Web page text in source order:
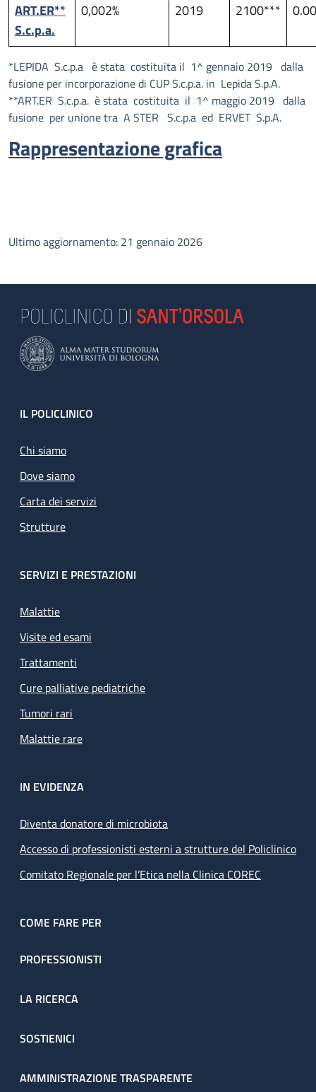
ART.ER**
S.c.p.a.
0,002% 2019 2100*** 0.00
*LEPIDA S.c.p.a è stata costituita il 1^ gennaio 2019 dalla
fusione per incorporazione di CUP S.c.p.a. in Lepida S.p.A.
**ART.ER S.c.p.a. è stata costituita il 1^ maggio 2019 dalla
fusione per unione tra A STER S.c.p.a ed ERVET S.p.A.
Rappresentazione grafica
Ultimo aggiornamento: 21 gennaio 2026
Footer
IL POLICLINICO
Chi siamo
Dove siamo
Carta dei servizi
Strutture
SERVIZI E PRESTAZIONI
Malattie
Visite ed esami
Trattamenti
Cure palliative pediatriche
Tumori rari
Malattie rare
IN EVIDENZA
Diventa donatore di microbiota
Accesso di professionisti esterni a strutture del Policlinico
Comitato Regionale per l’Etica nella Clinica COREC
COME FARE PER
PROFESSIONISTI
LA RICERCA
SOSTIENICI
AMMINISTRAZIONE TRASPARENTE